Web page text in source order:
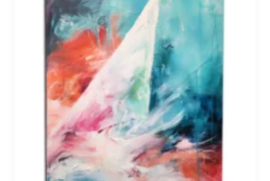
plusieurs
variations.
Les
options
peuvent
être
choisies
sur
la
page
du